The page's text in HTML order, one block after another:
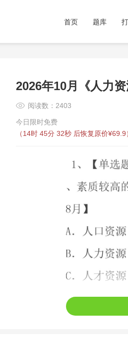
首页 题库
2026年10月《人力
阅读数：2403
今日限时免费
（14时 45分 31秒 后恢复原价¥69.9